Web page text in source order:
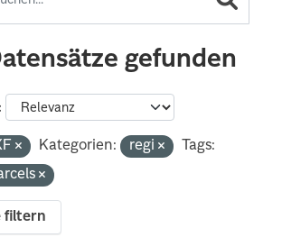
gefunden
Kategorien: regi
Tags:
filtern